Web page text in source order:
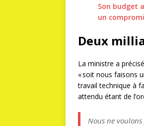
Son budget
un
Deux
La ministre a
« soit nous faisons
travail technique à
attendu étant de
Nous ne